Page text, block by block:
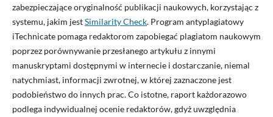
zabezpieczające oryginalność publikacji naukowych, korzystając z
systemu, jakim jestSimilarity Check. Program antyplagiatowy
iTechnicate pomaga redaktorom zapobiegać plagiatom naukowym
poprzez porównywanie przesłanego artykułu z innymi
manuskryptami dostępnymi w internecie i dostarczanie, niemal
natychmiast, informacji zwrotnej, w której zaznaczone jest
podobieństwo do innych prac. Co istotne, raport każdorazowo
podlega indywidualnej ocenie redaktorów, gdyż uwzględnia